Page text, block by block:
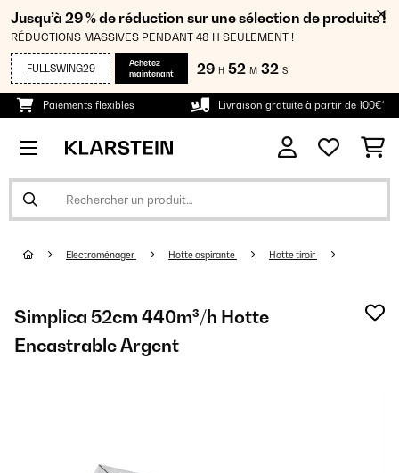
Jusqu’à 29 % de réduction sur une sélection de produits !
RÉDUCTIONS MASSIVES PENDANT 48 H SEULEMENT !
FULLSWING29
Achetez
maintenant
29 H 52 M 32 S
Paiements flexibles Livraison gratuite à partir de 100€*
Electroménager Hotte aspirante Hotte tiroir
Simplica 52cm 440m³/h Hotte
Encastrable Argent